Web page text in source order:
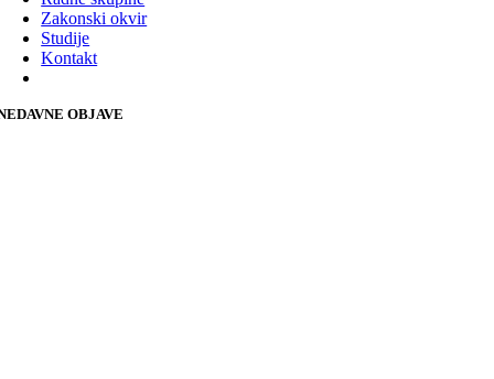
Zakonski okvir
Studije
Kontakt
OBJAVE